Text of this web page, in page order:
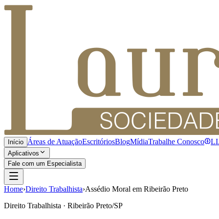
Início Áreas de AtuaçãoEscritóriosBlogMídiaTrabalhe Conosco
Aplicativos
Fale com um Especialista
Home›Direito Trabalhista›Assédio Moral em Ribeirão Preto
Direito Trabalhista · Ribeirão Preto/SP